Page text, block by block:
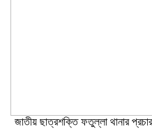
জাতীয় ছাত্রশক্তি ফতুল্লা থানার